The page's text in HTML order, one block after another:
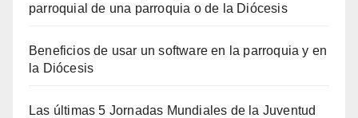
parroquial de una parroquia o de la Diócesis
Beneficios de usar un software en la parroquia y en
la Diócesis
Las últimas 5 Jornadas Mundiales de la Juventud